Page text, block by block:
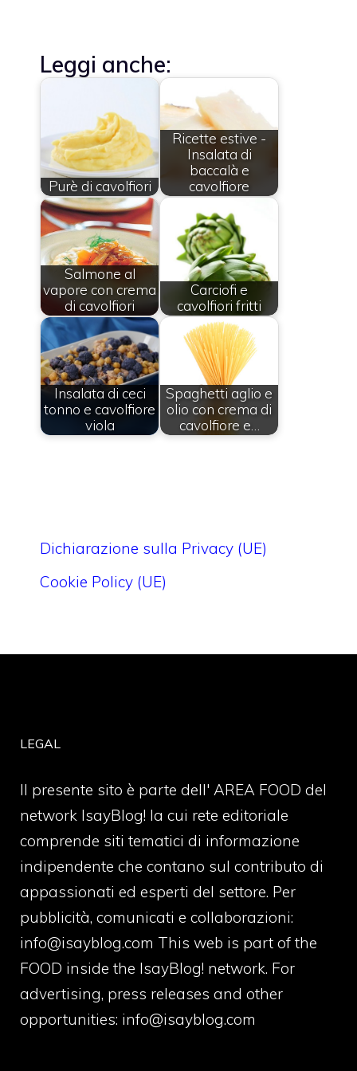
Leggi anche:
Purè di cavolfiori
Ricette estive -
Insalata di
baccalà e
cavolfiore
Salmone al
vapore con crema
di cavolfiori
Carciofi e
cavolfiori fritti
Insalata di ceci
tonno e cavolfiore
viola
Spaghetti aglio e
olio con crema di
cavolfiore e…
Dichiarazione sulla Privacy (UE)
Cookie Policy (UE)
LEGAL
Il presente sito è parte dell' AREA FOOD del
network IsayBlog! la cui rete editoriale
comprende siti tematici di informazione
indipendente che contano sul contributo di
appassionati ed esperti del settore. Per
pubblicità, comunicati e collaborazioni:
info@isayblog.com This web is part of the
FOOD inside the IsayBlog! network. For
advertising, press releases and other
opportunities: info@isayblog.com